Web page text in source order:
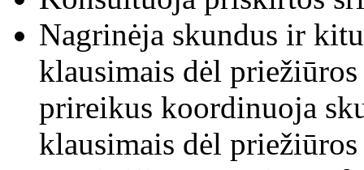
Nagrinėja skundus ir
klausimais dėl
prireikus koordinuoja
klausimais dėl